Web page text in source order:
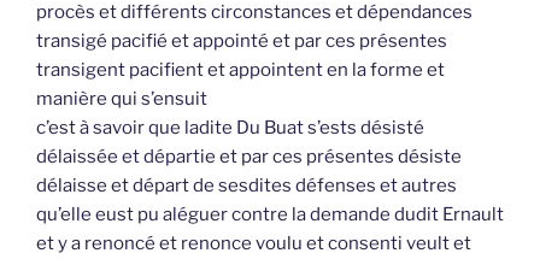
procès et différents circonstances et dépendances
transigé pacifié et appointé et par ces présentes
transigent pacifient et appointent en la forme et
manière qui s’ensuit
c’est à savoir que ladite Du Buat s’ests désisté
délaissée et départie et par ces présentes désiste
délaisse et départ de sesdites défenses et autres
qu’elle eust pu aléguer contre la demande dudit Ernault
et y a renoncé et renonce voulu et consenti veult et